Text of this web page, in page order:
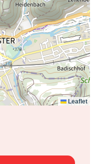
Leaflet